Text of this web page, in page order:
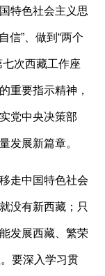
特色社会主义思
信”、做到“两个
次西藏工作座
重要指示精神，
党中央决策部
发展新篇章。
走中国特色社会
没有新西藏；只
发展西藏、繁荣
要深入学习贯